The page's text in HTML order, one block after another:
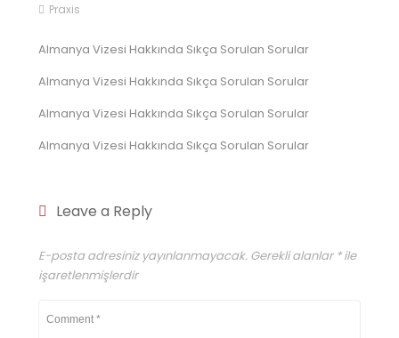
Praxis
Almanya Vizesi Hakkında Sıkça Sorulan Sorular
Almanya Vizesi Hakkında Sıkça Sorulan Sorular
Almanya Vizesi Hakkında Sıkça Sorulan Sorular
Almanya Vizesi Hakkında Sıkça Sorulan Sorular
Leave a Reply
E-posta adresiniz yayınlanmayacak. Gerekli alanlar *ile
işaretlenmişlerdir